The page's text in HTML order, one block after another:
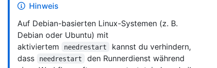
Hinweis
Auf Debian-basierten Linux-Systemen (z. B.
Debian oder Ubuntu) mit
aktiviertem
needrestart
kannst du verhindern,
dass
needrestart
den Runnerdienst während